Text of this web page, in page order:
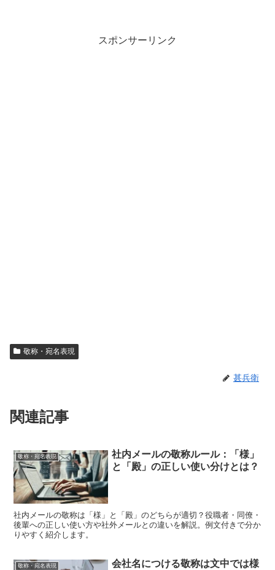
スポンサーリンク
敬称・宛名表現
甚兵衛
関連記事
敬称・宛名表現
社内メールの敬称ルール：「様」
と「殿」の正しい使い分けとは？
社内メールの敬称は「様」と「殿」のどちらが適切？役職者・同僚・
後輩への正しい使い方や社外メールとの違いを解説。例文付きで分か
りやすく紹介します。
敬称・宛名表現
会社名につける敬称は文中では様